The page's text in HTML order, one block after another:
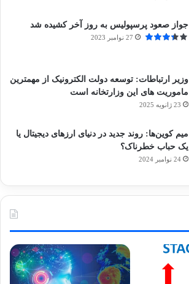
جواز صعود پرسپولیس به روز آخر کشیده شد
27 نوامبر 2023
وزیر ارتباطات: توسعه دولت الکترونیک از مهمترین
ماموریت های این وزارتخانه است
23 ژانویه 2025
میم کوین‌ها: روند جدید در دنیای ارزهای دیجیتال یا
یک حباب خطرناک؟
24 نوامبر 2024